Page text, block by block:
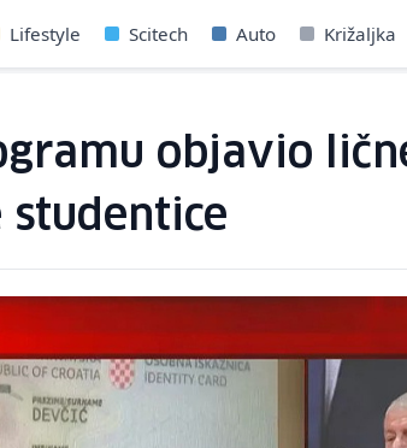
Lifestyle Scitech Auto Križaljka
objavio